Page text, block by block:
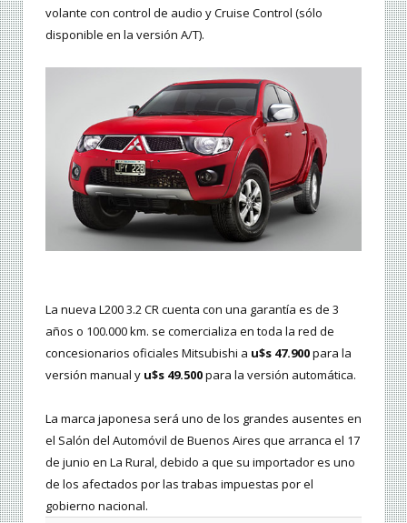
volante con control de audio y Cruise Control (sólo
disponible en la versión A/T).
La nueva L200 3.2 CR cuenta con una garantía es de 3
años o 100.000 km. se comercializa en toda la red de
concesionarios oficiales Mitsubishi a u$s 47.900para la
versión manual y u$s 49.500para la versión automática.
La marca japonesa será uno de los grandes ausentes en
el Salón del Automóvil de Buenos Aires que arranca el 17
de junio en La Rural, debido a que su importador es uno
de los afectados por las trabas impuestas por el
gobierno nacional.